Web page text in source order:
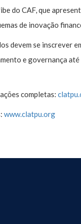
do CAF, que
de inovação
devem se inscrever
e governança
completas:
www.clatpu.org